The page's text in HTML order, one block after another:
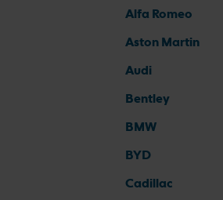
Alfa Romeo
Aston Martin
Audi
Bentley
BMW
BYD
Cadillac